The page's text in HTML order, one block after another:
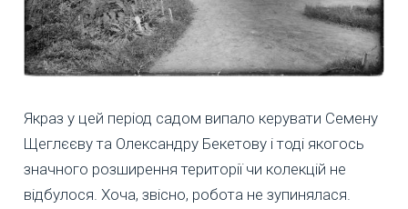
Якраз у цей період садом випало керувати Семену
Щеглєєву та Олександру Бекетову і тоді якогось
значного розширення території чи колекцій не
відбулося. Хоча, звісно, робота не зупинялася.